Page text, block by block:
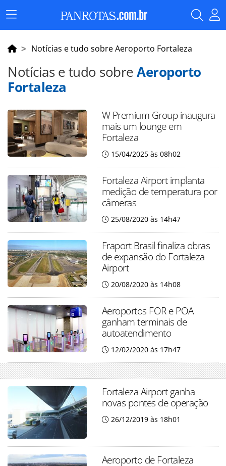
Menu
Principal
Notícias e tudo sobre Aeroporto Fortaleza
Notícias e tudo sobreAeroporto
Fortaleza
W Premium Group inaugura
mais um lounge em
Fortaleza
15/04/2025 às 08h02
Fortaleza Airport implanta
medição de temperatura por
câmeras
25/08/2020 às 14h47
Fraport Brasil finaliza obras
de expansão do Fortaleza
Airport
20/08/2020 às 14h08
Aeroportos FOR e POA
ganham terminais de
autoatendimento
12/02/2020 às 17h47
Fortaleza Airport ganha
novas pontes de operação
26/12/2019 às 18h01
Aeroporto de Fortaleza